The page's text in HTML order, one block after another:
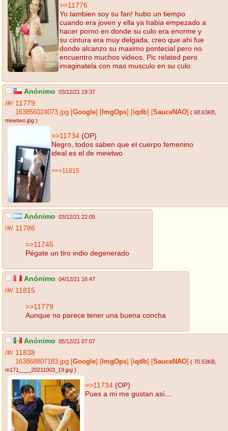
>>11776
Yo tambien soy su fan! hubo un tiempo
cuando era joven y ella ya habia empezado a
hacer porno en donde su culo era enorme y
su cintura era muy delgada, creo que ahi fue
donde alcanzo su maximo pontecial pero no
encuentro muchos videos. Pic related pero
imaginatela con mas musculo en su culo.
Anónimo 03/12/21 19:37
/#/ 11779
163856024073.jpg Google ImgOps iqdb SauceNAO ( 68.63KB
mewtwo.jpg )
>>11734 (OP)
Negro, todos saben que el cuerpo femenino
ideal es el de mewtwo
>>>11815
Anónimo 03/12/21 22:05
/#/ 11786
>>11745
Pégate un tiro indio degenerado
Anónimo 04/12/21 16:47
/#/ 11815
>>11779
Aunque no parece tener una buena concha
Anónimo 05/12/21 07:07
/#/ 11838
163868807183.jpg Google ImgOps iqdb SauceNAO ( 70.53KB
m171____20211003_19.jpg )
>>11734 (OP)
Pues a mi me gustan así...